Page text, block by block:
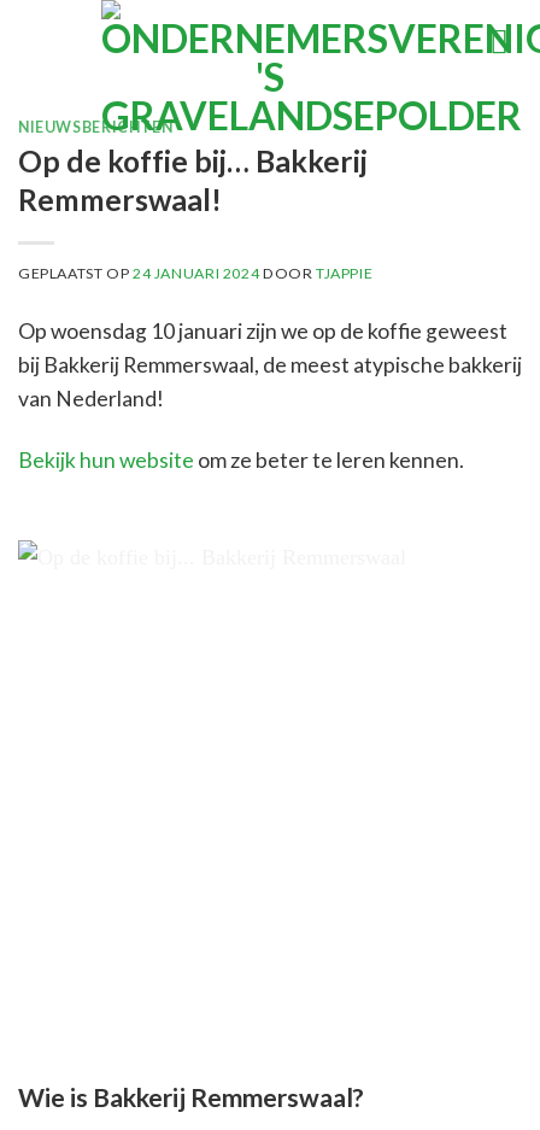
NIEUWSBERICHTEN
Op de koffie bij… Bakkerij
Remmerswaal!
GEPLAATST OP24 JANUARI 2024DOOR TJAPPIE
Op woensdag 10 januari zijn we op de koffie geweest
bij Bakkerij Remmerswaal, de meest atypische bakkerij
van Nederland!
Bekijk hun website om ze beter te leren kennen.
Wie is Bakkerij Remmerswaal?